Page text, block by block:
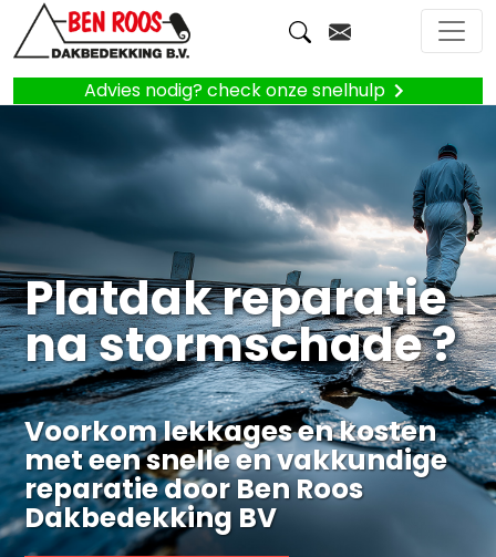
Advies nodig? check onze snelhulp
Platdak reparatie
na stormschade ?
Voorkom lekkages en kosten
met een snelle en vakkundige
reparatie door Ben Roos
Dakbedekking BV